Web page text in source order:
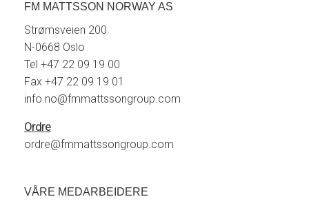
FM MATTSSON NORWAY AS
Strømsveien 200
N-0668 Oslo
Tel +47 22 09 19 00
Fax +47 22 09 19 01
info.no@fmmattssongroup.com
Ordre
ordre@fmmattssongroup.com
VÅRE MEDARBEIDERE